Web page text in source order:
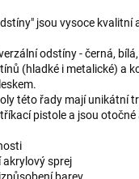
jsou vysoce
odstíny - černá,
(hladké i metalické) a
této řady mají unikátní
pistole a jsou otočné
akrylový sprej